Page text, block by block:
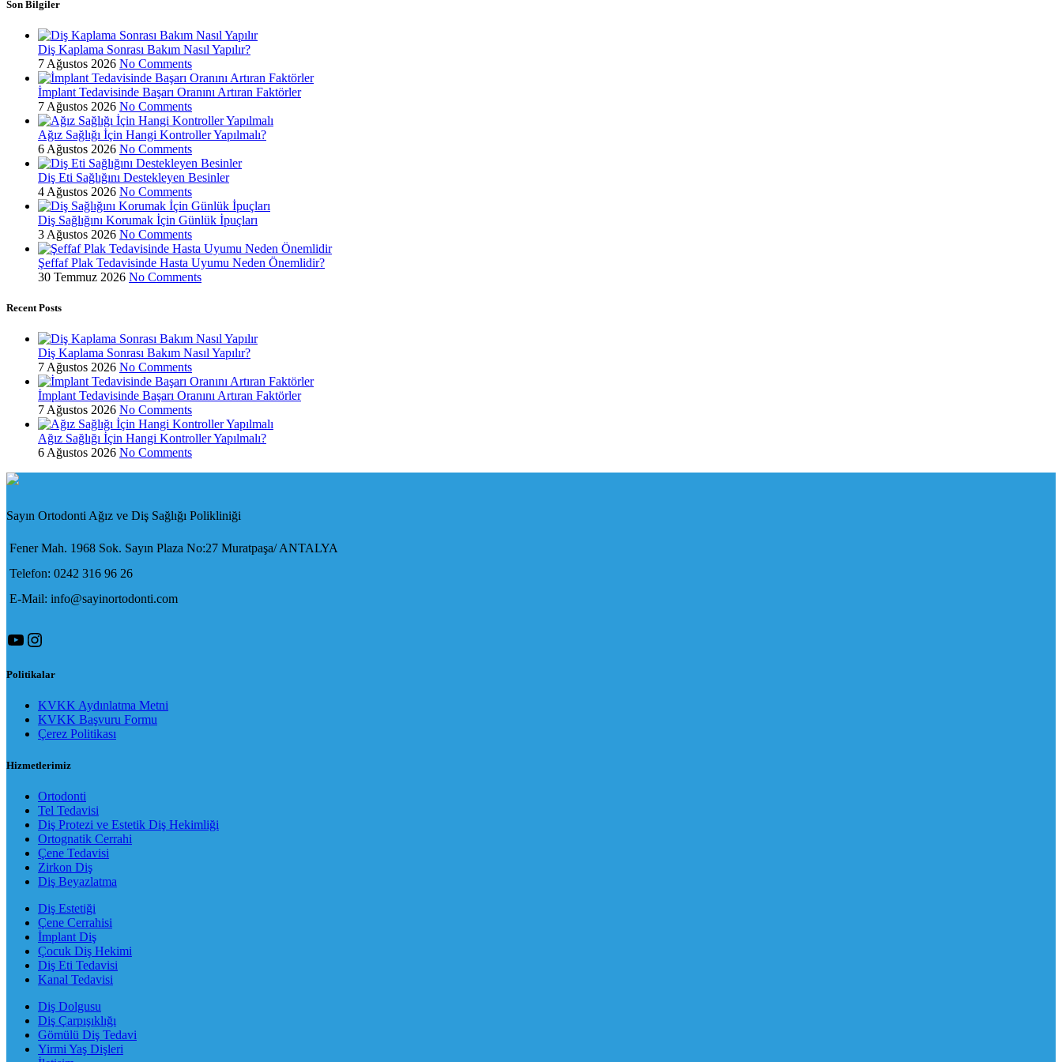
Son Bilgiler
Diş Kaplama Sonrası Bakım Nasıl Yapılır?
7 Ağustos 2026 No Comments
İmplant Tedavisinde Başarı Oranını Artıran Faktörler
7 Ağustos 2026 No Comments
Ağız Sağlığı İçin Hangi Kontroller Yapılmalı?
6 Ağustos 2026 No Comments
Diş Eti Sağlığını Destekleyen Besinler
4 Ağustos 2026 No Comments
Diş Sağlığını Korumak İçin Günlük İpuçları
3 Ağustos 2026 No Comments
Şeffaf Plak Tedavisinde Hasta Uyumu Neden Önemlidir?
30 Temmuz 2026 No Comments
Recent Posts
Diş Kaplama Sonrası Bakım Nasıl Yapılır?
7 Ağustos 2026 No Comments
İmplant Tedavisinde Başarı Oranını Artıran Faktörler
7 Ağustos 2026 No Comments
Ağız Sağlığı İçin Hangi Kontroller Yapılmalı?
6 Ağustos 2026 No Comments
Sayın Ortodonti Ağız ve Diş Sağlığı Polikliniği
Fener Mah. 1968 Sok. Sayın Plaza No:27 Muratpaşa/ ANTALYA
Telefon: 0242 316 96 26
E-Mail: info@sayinortodonti.com
YouTube
Instagram
Politikalar
KVKK Aydınlatma Metni
KVKK Başvuru Formu
Çerez Politikası
Hizmetlerimiz
Ortodonti
Tel Tedavisi
Diş Protezi ve Estetik Diş Hekimliği
Ortognatik Cerrahi
Çene Tedavisi
Zirkon Diş
Diş Beyazlatma
Diş Estetiği
Çene Cerrahisi
İmplant Diş
Çocuk Diş Hekimi
Diş Eti Tedavisi
Kanal Tedavisi
Diş Dolgusu
Diş Çarpışıklığı
Gömülü Diş Tedavi
Yirmi Yaş Dişleri